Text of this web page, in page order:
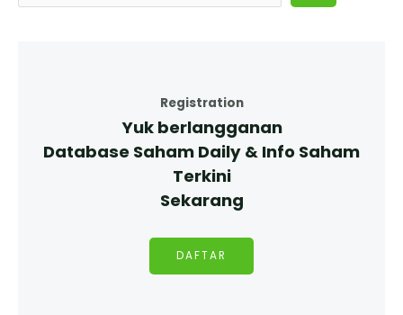
Registration
Yuk berlangganan
Database Saham Daily & Info Saham
Terkini
Sekarang
DAFTAR